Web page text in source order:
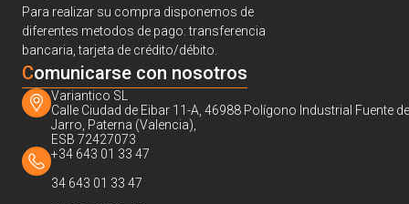
Para realizar su compra disponemos de
diferentes metodos de pago: transferencia
bancaria, tarjeta de crédito/débito.
Comunicarse con nosotros
Variantico SL
Calle Ciudad de Eibar 11-A, 46988 Polígono Industrial Fuente
Jarro, Paterna (Valencia),
ESB 72427073
+34 643 01 33 47
34 643 01 33 47